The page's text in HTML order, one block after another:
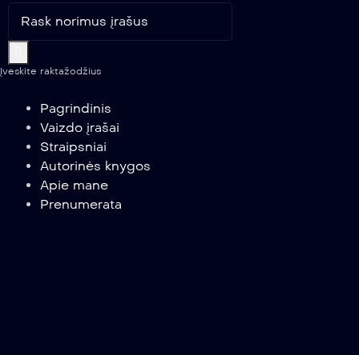
Įveskite raktažodžius
Pagrindinis
Vaizdo įrašai
Straipsniai
Autorinės knygos
Apie mane
Prenumerata